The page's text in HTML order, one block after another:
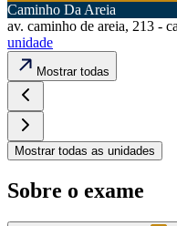
Caminho Da Areia
av. caminho de areia, 213 -
unidade
Mostrar todas
Mostrar todas as unidades
Sobre o exame